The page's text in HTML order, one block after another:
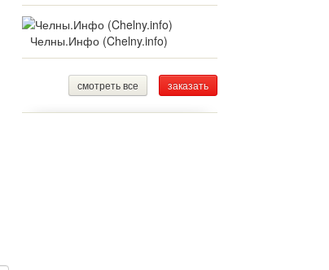
Челны.Инфо (Chelny.info)
смотреть все заказать